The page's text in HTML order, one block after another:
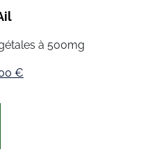
à 500mg
€